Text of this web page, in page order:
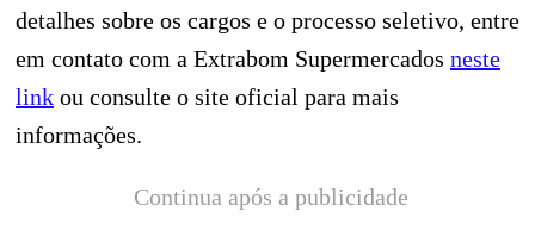
detalhes sobre os cargos e o processo seletivo, entre
em contato com a Extrabom Supermercados neste
link ou consulte o site oficial para mais
informações.
Continua após a publicidade